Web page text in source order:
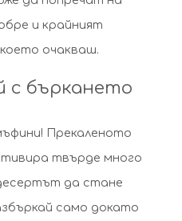
и крайният
очакваш.
с бъркането
Прекаленото
твърде много
да стане
само докато